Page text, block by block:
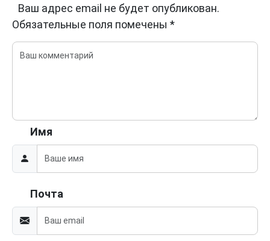
Ваш адрес email не будет опубликован.
Обязательные поля помечены *
Имя
Почта